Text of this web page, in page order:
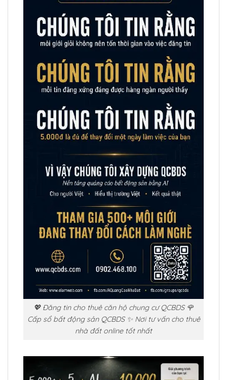
💖 Đăng tin cho thuê căn hộ chung cư QCBDS 🌹
Cấp sổ bất động sản QCBDS ✨ Nơi tư vấn cho thuê
nhà đất online tốt nhất